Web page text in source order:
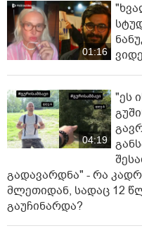
01:16
04:19
"ეს
გადავარდნა" - რა
მლეთიდან, სადაც 12
გაუჩინარდა?